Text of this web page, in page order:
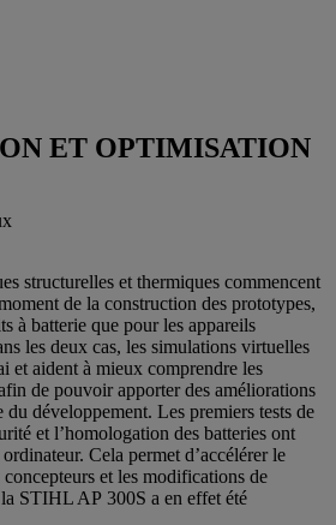
ET OPTIMISATION
structurelles et thermiques commencent
de la construction des prototypes,
à batterie que pour les appareils
les deux cas, les simulations virtuelles
et aident à mieux comprendre les
de pouvoir apporter des améliorations
du développement. Les premiers tests de
et l’homologation des batteries ont
Cela permet d’accélérer le
et les modifications de
STIHL AP 300S a en effet été